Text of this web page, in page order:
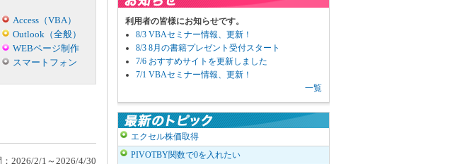
Access（VBA）
Outlook（全般）
WEBページ制作
スマートフォン
2026/2/1～2026/4/30
利用者の皆様にお知らせです。
8/3 VBAセミナー情報、更新！
8/3 8月の書籍プレゼント受付スタート
7/6 おすすめサイトを更新しました
7/1 VBAセミナー情報、更新！
一覧
エクセル株価取得
PIVOTBY関数で0を入れたい